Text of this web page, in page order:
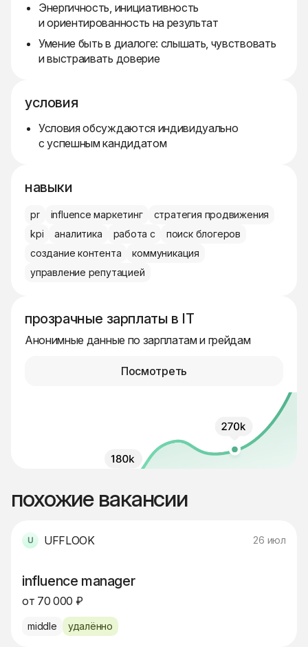
Энергичность, инициативность
и ориентированность на результат
Умение быть в диалоге: слышать, чувствовать
и выстраивать доверие
условия
Условия обсуждаются индивидуально
с успешным кандидатом
навыки
pr influence маркетинг
стратегия продвижения
kpi
аналитика работа с
поиск блогеров
создание контента
коммуникация
управление репутацией
прозрачные зарплаты в IT
Анонимные данные по зарплатам и грейдам
Посмотреть
похожие вакансии
UFFLOOK 26 июл
influence manager
от 70 000 ₽
middle удалённо